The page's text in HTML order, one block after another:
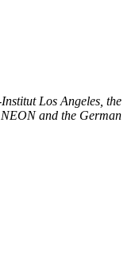
Los Angeles, the
and the German